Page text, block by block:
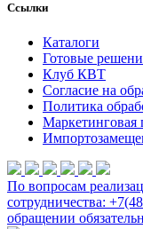
Ссылки
Каталоги
Готовые
Клуб КВТ
Согласие на
Политика
Маркетинговая
По вопросам
сотрудничества:
обращении